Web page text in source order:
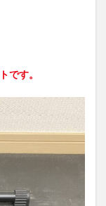
です。